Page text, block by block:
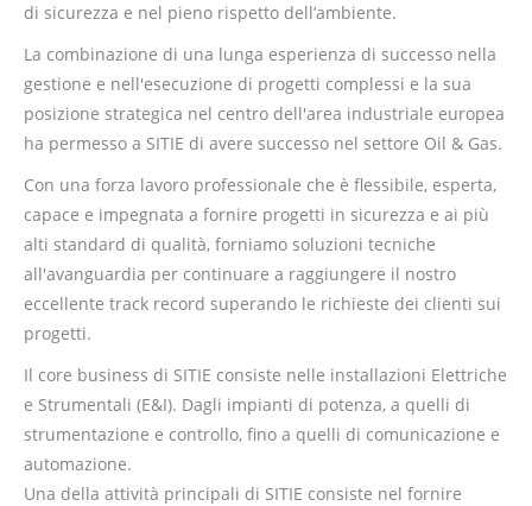
di sicurezza e nel pieno rispetto dell’ambiente.
La combinazione di una lunga esperienza di successo nella
gestione e nell'esecuzione di progetti complessi e la sua
posizione strategica nel centro dell'area industriale europea
ha permesso a SITIE di avere successo nel settore Oil & Gas.
Con una forza lavoro professionale che è flessibile, esperta,
capace e impegnata a fornire progetti in sicurezza e ai più
alti standard di qualità, forniamo soluzioni tecniche
all'avanguardia per continuare a raggiungere il nostro
eccellente track record superando le richieste dei clienti sui
progetti.
Il core business di SITIE consiste nelle installazioni Elettriche
e Strumentali (E&I). Dagli impianti di potenza, a quelli di
strumentazione e controllo, fino a quelli di comunicazione e
automazione.
Una della attività principali di SITIE consiste nel fornire